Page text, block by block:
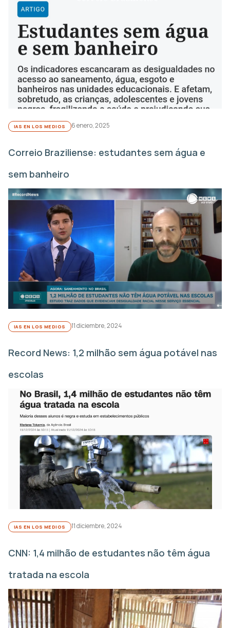
IAS EN LOS MEDIOS 6 enero, 2025
Correio Braziliense: estudantes sem água e
sem banheiro
IAS EN LOS MEDIOS 11 diciembre, 2024
Record News: 1,2 milhão sem água potável nas
escolas
IAS EN LOS MEDIOS 11 diciembre, 2024
CNN: 1,4 milhão de estudantes não têm água
tratada na escola